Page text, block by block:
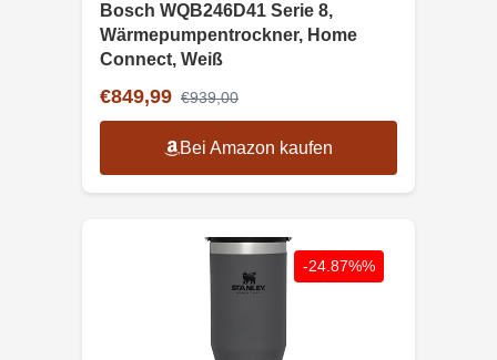
Bosch WQB246D41 Serie 8,
Wärmepumpentrockner, Home
Connect, Weiß
€849,99 €939,00
Bei Amazon kaufen
-24.87%%